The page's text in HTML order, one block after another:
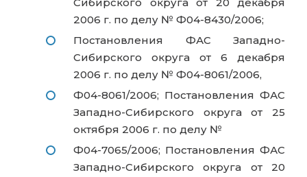
Сибирского округа от 20 декабря
2006 г. по делу № Ф04-8430/2006;
Постановления ФАС Западно-
Сибирского округа от 6 декабря
2006 г. по делу № Ф04-8061/2006,
Ф04-8061/2006; Постановления ФАС
Западно-Сибирского округа от 25
октября 2006 г. по делу №
Ф04-7065/2006; Постановления ФАС
Западно-Сибирского округа от 20